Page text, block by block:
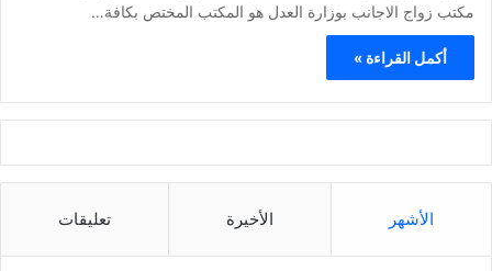
مكتب زواج الاجانب بوزارة العدل هو المكتب المختص بكافة…
أكمل القراءة »
الأشهر الأخيرة تعليقات